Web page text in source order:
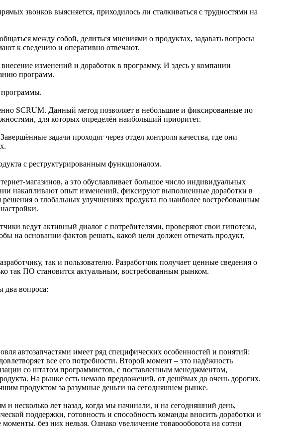
звонков выясняется, приходилось ли сталкиваться с трудностями на
между собой, делиться мнениями о продуктах, задавать вопросы
к сведению и оперативно отвечают.
изменений и доработок в программу. И здесь у компании
программ.
программы.
SCRUM. Данный метод позволяет в небольшие и фиксированные по
для которых определён наибольший приоритет.
задачи проходят через отдел контроля качества, где они
с реструктурированным функционалом.
магазинов, а это обуславливает большое число индивидуальных
накапливают опыт изменений, фиксируют выполненные доработки в
о глобальных улучшениях продукта по наиболее востребованным
ведут активный диалог с потребителями, проверяют свои гипотезы,
на основании фактов решать, какой цели должен отвечать продукт,
так и пользователю. Разработчик получает ценные сведения о
так ПО становится актуальным, востребованным рынком.
два вопроса:
автозапчастями имеет ряд специфических особенностей и понятий:
все его потребности. Второй момент – это надёжность
со штатом программистов, с поставленным менеджментом,
На рынке есть немало предложений, от дешёвых до очень дорогих.
продуктом за разумные деньги на сегодняшнем рынке.
лет назад, когда мы начинали, и на сегодняшний день,
поддержки, готовность и способность команды вносить доработки и
без них нельзя. Однако увеличение товарооборота на сотни